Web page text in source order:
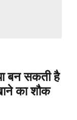
बन सकती है
का शौक